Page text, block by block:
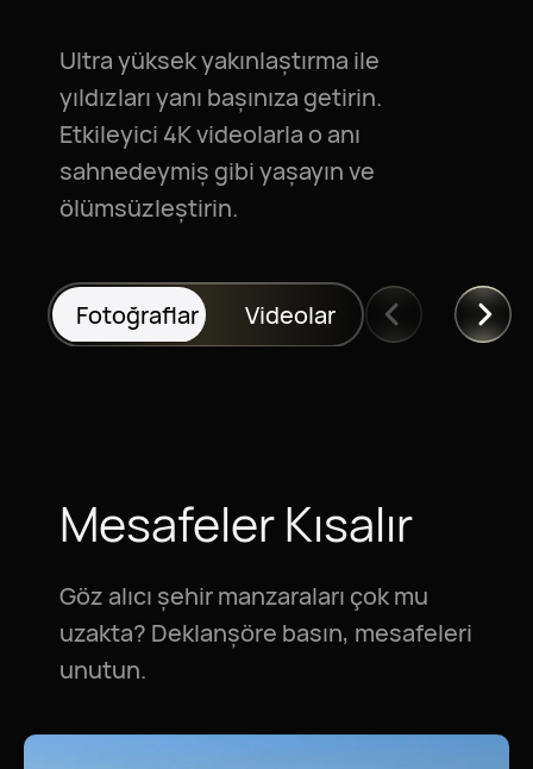
Ultra yüksek yakınlaştırma ile
yıldızları yanı başınıza getirin.
Etkileyici 4K videolarla o anı
sahnedeymiş gibi yaşayın ve
ölümsüzleştirin.
Fotoğraflar Videolar
Mesafeler Kısalır
Göz alıcı şehir manzaraları çok mu
uzakta? Deklanşöre basın, mesafeleri
unutun.